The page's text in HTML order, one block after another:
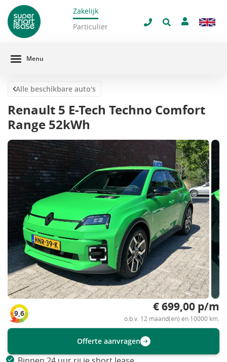
Zakelijk
Particulier
Menu
Alle beschikbare auto's
Renault 5 E-Tech Techno Comfort
Range 52kWh
9,6 € 699,00 p/m
o.b.v. 12 maand(en) en 10000 km.
Offerte aanvragen
Sluit